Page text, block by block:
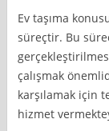
Ev taşıma
süreçtir. Bu
çalışmak
karşılamak için
hizmet